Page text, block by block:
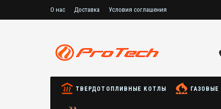
О нас Доставка Условия соглашения
ТВЕРДОТОПЛИВНЫЕ КОТЛЫ